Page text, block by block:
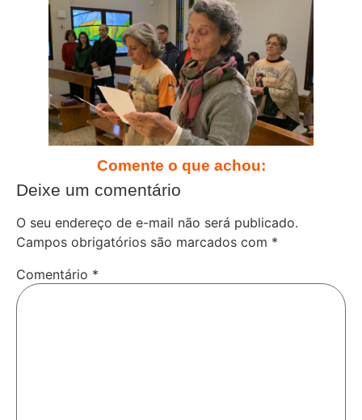
Comente o que achou:
Deixe um comentário
O seu endereço de e-mail não será publicado.
Campos obrigatórios são marcados com *
Comentário *